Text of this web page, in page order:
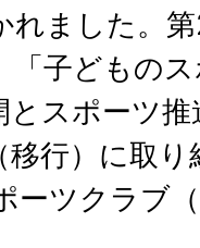
れました。
「子どもの
とスポーツ
移行）に取
ーツクラブ